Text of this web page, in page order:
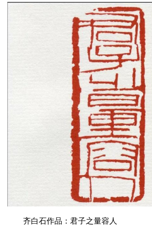
齐白石作品：君子之量容人